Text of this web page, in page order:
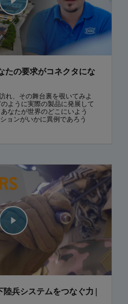
たの要求がコネクタにな
れ、その舞台裏を覗いてみよ
ように実際の製品に発展して
なたが世界のどこにいよう
ョンがいかに異例であろう
陸兵システムをつなぐ力 |